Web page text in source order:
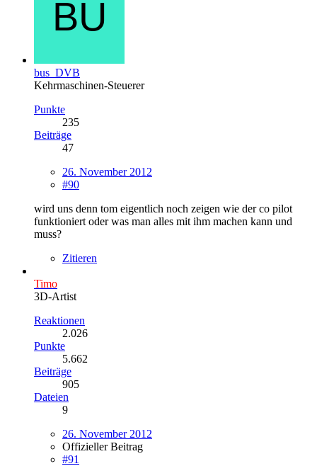
bus_DVB
Kehrmaschinen-Steuerer
Punkte
235
Beiträge
47
26. November 2012
#90
wird uns denn tom eigentlich noch zeigen wie der co pilot
funktioniert oder was man alles mit ihm machen kann und
muss?
Zitieren
Timo
3D-Artist
Reaktionen
2.026
Punkte
5.662
Beiträge
905
Dateien
9
26. November 2012
Offizieller Beitrag
#91